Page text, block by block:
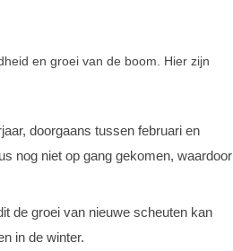
en groei van de boom. Hier zijn
doorgaans tussen februari en
nog niet op gang gekomen, waardoor
de groei van nieuwe scheuten kan
in de winter.